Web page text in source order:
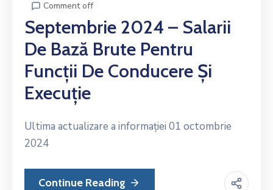
Comment off
Septembrie 2024 – Salarii
De Bază Brute Pentru
Funcții De Conducere Și
Execuție
Ultima actualizare a informației 01 octombrie
2024
Continue Reading